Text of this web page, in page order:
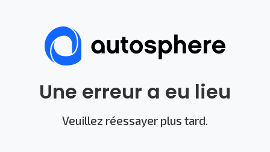
Une erreur a eu lieu
Veuillez réessayer plus tard.